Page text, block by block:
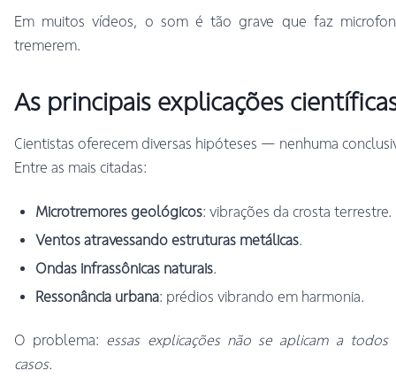
Em muitos vídeos, o som é tão grave que faz
tremerem.
As principais explicações
Cientistas oferecem diversas hipóteses — nenhuma
Entre as mais citadas:
Microtremores geológicos: vibrações da crosta terrestre.
Ventos atravessando estruturas metálicas
Ondas infrassônicas naturais
Ressonância urbana: prédios vibrando em harmonia.
O problema: essas explicações não se aplicam a todos
casos.